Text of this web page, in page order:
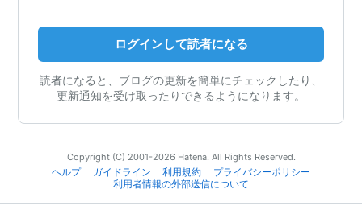
ログインして読者になる
読者になると、ブログの更新を簡単にチェックしたり、
更新通知を受け取ったりできるようになります。
Copyright (C) 2001-2026 Hatena. All Rights Reserved.
ヘルプ
ガイドライン 利用規約
プライバシーポリシー
利用者情報の外部送信について